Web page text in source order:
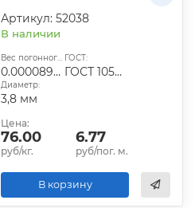
Артикул: 52038
В наличии
Вес погонного метра, т.:
0.0000890226
ГОСТ:
ГОСТ 1050-2013
Диаметр:
3,8 мм
Цена:
76.00
руб/кг.
6.77
руб/пог. м.
В корзину